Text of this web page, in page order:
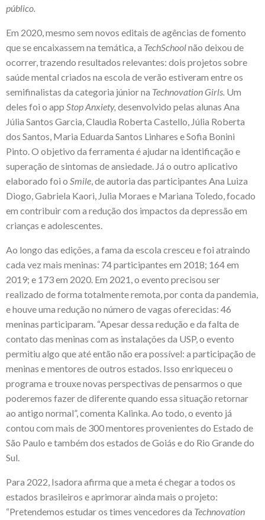
público.
Em 2020, mesmo sem novos editais de agências de fomento
que se encaixassem na temática, a TechSchoolnão deixou de
ocorrer, trazendo resultados relevantes: dois projetos sobre
saúde mental criados na escola de verão estiveram entre os
semifinalistas da categoria júnior na Technovation Girls. Um
deles foi o app Stop Anxiety, desenvolvido pelas alunas Ana
Júlia Santos Garcia, Claudia Roberta Castello, Júlia Roberta
dos Santos, Maria Eduarda Santos Linhares e Sofia Bonini
Pinto. O objetivo da ferramenta é ajudar na identificação e
superação de sintomas de ansiedade. Já o outro aplicativo
elaborado foi o Smile, de autoria das participantes Ana Luiza
Diogo, Gabriela Kaori, Julia Moraes e Mariana Toledo, focado
em contribuir com a redução dos impactos da depressão em
crianças e adolescentes.
Ao longo das edições, a fama da escola cresceu e foi atraindo
cada vez mais meninas: 74 participantes em 2018; 164 em
2019; e 173 em 2020. Em 2021, o evento precisou ser
realizado de forma totalmente remota, por conta da pandemia,
e houve uma redução no número de vagas oferecidas: 46
meninas participaram. “Apesar dessa redução e da falta de
contato das meninas com as instalações da USP, o evento
permitiu algo que até então não era possível: a participação de
meninas e mentores de outros estados. Isso enriqueceu o
programa e trouxe novas perspectivas de pensarmos o que
poderemos fazer de diferente quando essa situação retornar
ao antigo normal”, comenta Kalinka. Ao todo, o evento já
contou com mais de 300 mentores provenientes do Estado de
São Paulo e também dos estados de Goiás e do Rio Grande do
Sul.
Para 2022, Isadora afirma que a meta é chegar a todos os
estados brasileiros e aprimorar ainda mais o projeto:
“Pretendemos estudar os times vencedores da Technovation